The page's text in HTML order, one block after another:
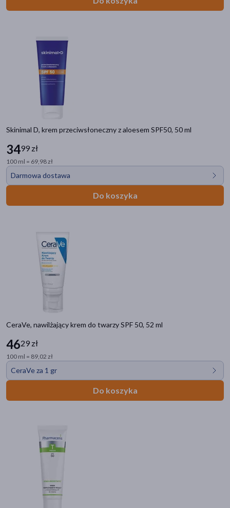
Skinimal D, krem przeciwsłoneczny z aloesem SPF50, 50 ml
3499 zł
100 ml = 69,98 zł
Darmowa dostawa
Do koszyka
CeraVe, nawilżający krem do twarzy SPF 50, 52 ml
4629 zł
100 ml = 89,02 zł
CeraVe za 1 gr
Do koszyka